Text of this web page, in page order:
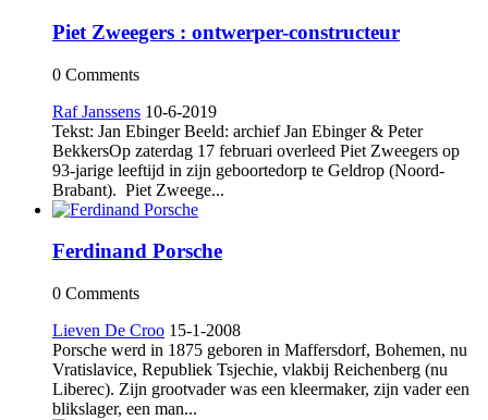
Piet Zweegers : ontwerper-constructeur
0 Comments
Raf Janssens 10-6-2019
Tekst: Jan Ebinger Beeld: archief Jan Ebinger & Peter
BekkersOp zaterdag 17 februari overleed Piet Zweegers op
93-jarige leeftijd in zijn geboortedorp te Geldrop (Noord-
Brabant). Piet Zweege...
Ferdinand Porsche
0 Comments
Lieven De Croo 15-1-2008
Porsche werd in 1875 geboren in Maffersdorf, Bohemen, nu
Vra­tislavice, Republiek Tsjechie, vlakbij Reichenberg (nu
Liberec). Zijn grootvader was een kleermaker, zijn vader een
blikslager, een man...